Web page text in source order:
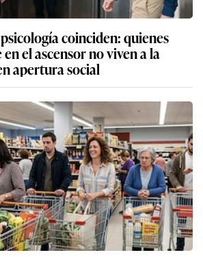
coinciden: quienes
el ascensor no viven a la
apertura social